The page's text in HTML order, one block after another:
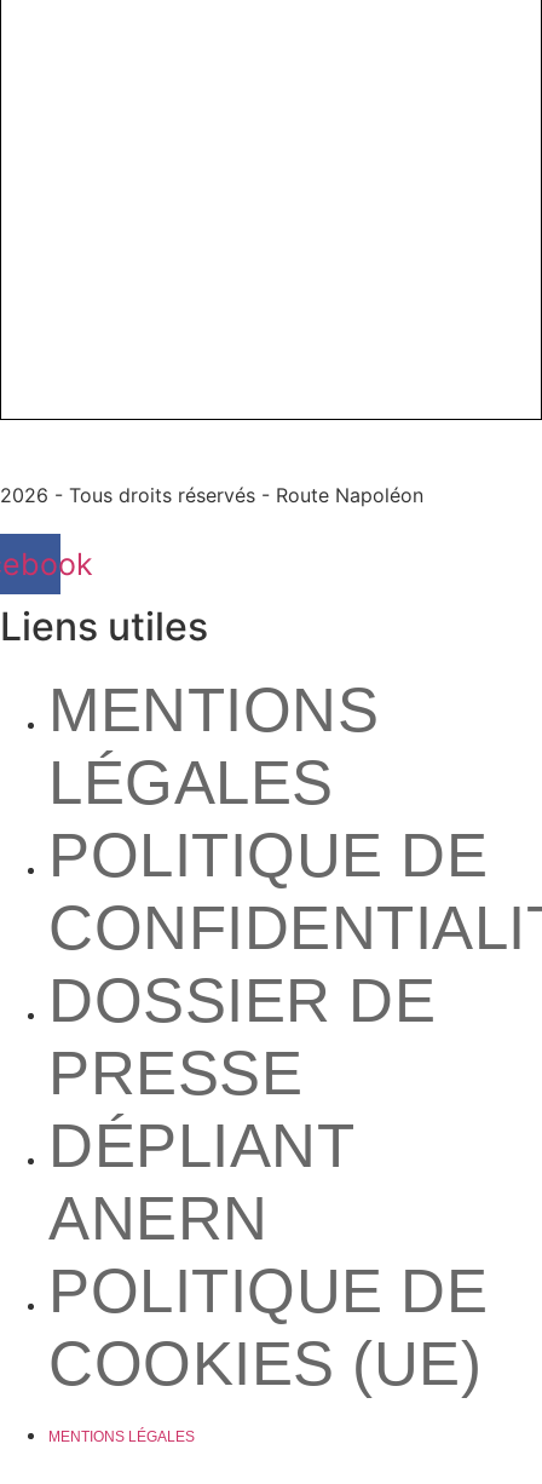
2026 - Tous droits réservés - Route Napoléon
Liens utiles
MENTIONS
LÉGALES
POLITIQUE DE
DOSSIER DE
PRESSE
DÉPLIANT
ANERN
POLITIQUE DE
COOKIES (UE)
MENTIONS LÉGALES